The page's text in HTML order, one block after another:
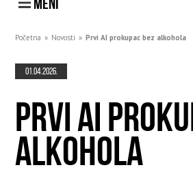
Početna » Novosti » Prvi AI prokupac bez alkohola
01.04.2026.
PRVI AI
ALKOHOLA